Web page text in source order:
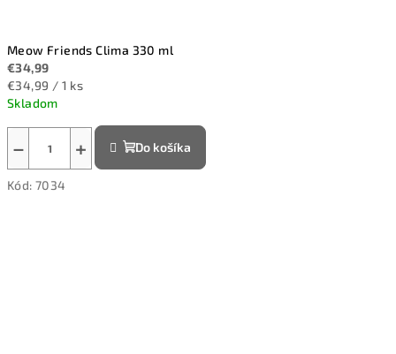
Meow Friends Clima 330 ml
€34,99
Jednotková
cena:
€34,99 / 1 ks
Skladom
+
− Do košíka
Kód: 7034